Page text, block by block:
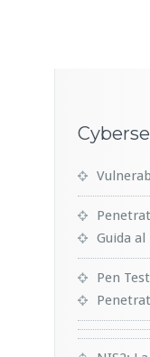
Guida
Pen